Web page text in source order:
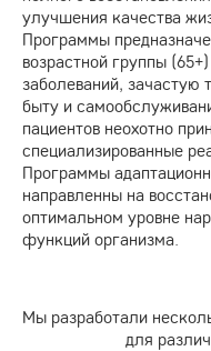
улучшения качества
Программы
возрастной группы
заболеваний,
быту и
пациентов неохотно
специализированные
Программы
направленны на
оптимальном уровне
функций организма.
Мы разработали
для